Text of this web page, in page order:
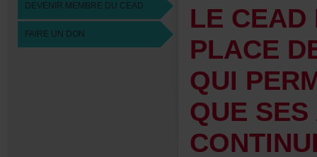
DEVENIRMEMBREDUCEAD
FAIREUNDON